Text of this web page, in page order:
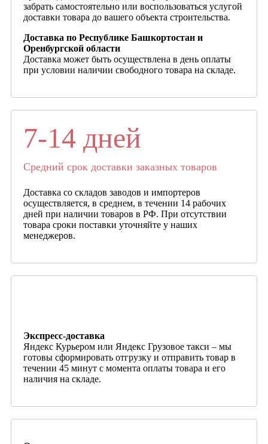
забрать самостоятельно или воспользоваться услугой
доставки товара до вашего объекта строительства.
Доставка по Республике Башкортостан и
Оренбургской области
Доставка может быть осуществлена в день оплаты
при условии наличии свободного товара на складе.
7-14 дней
Средний срок доставки заказных товаров
Доставка со складов заводов и импортеров
осуществляется, в среднем, в течении 14 рабочих
дней при наличии товаров в РФ. При отсутствии
товара сроки поставки уточняйте у наших
менеджеров.
Экспресс-доставка
Яндекс Курьером или Яндекс Грузовое такси – мы
готовы сформировать отгрузку и отправить товар в
течении 45 минут с момента оплаты товара и его
наличия на складе.